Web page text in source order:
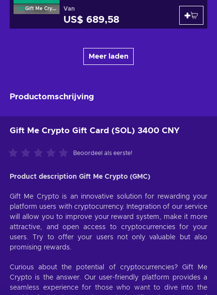
Gift Me Crypto Van
US$ 689,58
Meer laden
Productomschrijving
Gift Me Crypto Gift Card (SOL) 3400 CNY
Beoordeel als eerste!
Product description Gift Me Crypto (GMC)
Gift Me Crypto is an innovative solution for rewarding your
platform users with cryptocurrency. Integration of our service
will allow you to improve your reward system, make it more
attractive, and open access to cryptocurrencies for your
users. Try to offer your users not only valuable but also
promising rewards.
Curious about the potential of cryptocurrencies? Gift Me
Crypto is the answer. Our user-friendly platform provides a
seamless experience for those who want to dive into the